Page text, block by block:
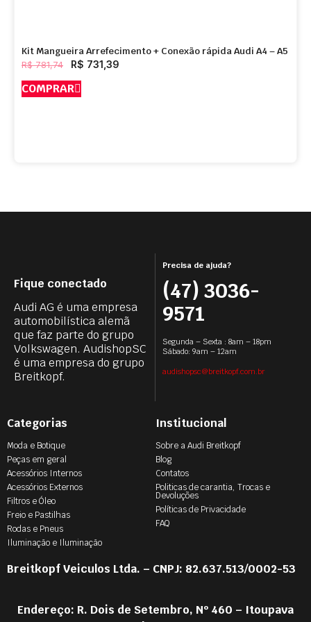
Kit Mangueira Arrefecimento + Conexão rápida Audi A4 – A5
R$781,74 R$ 731,39
COMPRAR
Fique conectado
Audi AG é uma empresa
automobilística alemã
que faz parte do grupo
Volkswagen. AudishopSC
é uma empresa do grupo
Breitkopf.
Precisa de ajuda?
(47) 3036-
9571
Segunda – Sexta : 8am – 18pm
Sábado: 9am – 12am
audishopsc@breitkopf.com.br
Categorias
Moda e Botique
Peças em geral
Acessórios Internos
Acessórios Externos
Filtros e Óleo
Freio e Pastilhas
Rodas e Pneus
Iluminação e Iluminação
Institucional
Sobre a Audi Breitkopf
Blog
Contatos
Politicas de carantia, Trocas e
Devoluções
Políticas de Privacidade
FAQ
Breitkopf Veiculos Ltda. – CNPJ: 82.637.513/0002-53
Endereço: R. Dois de Setembro, Nº 460 – Itoupava